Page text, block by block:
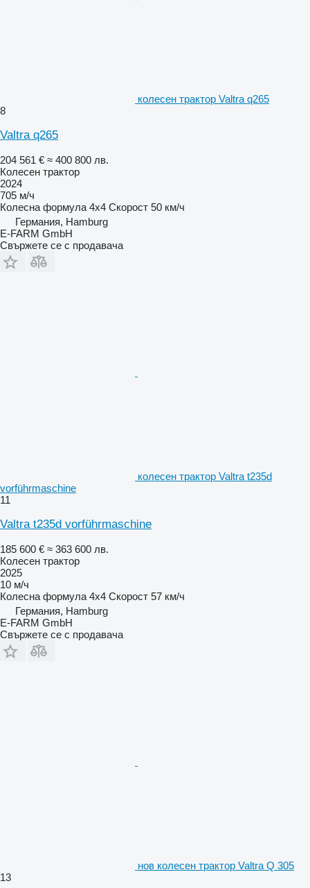
колесен трактор Valtra q265
8
Valtra q265
204 561 € ≈ 400 800 лв.
Колесен трактор
2024
705 м/ч
Колесна формула 4x4 Скорост 50 км/ч
Германия, Hamburg
E-FARM GmbH
Свържете се с продавача
колесен трактор Valtra t235d
vorführmaschine
11
Valtra t235d vorführmaschine
185 600 € ≈ 363 600 лв.
Колесен трактор
2025
10 м/ч
Колесна формула 4x4 Скорост 57 км/ч
Германия, Hamburg
E-FARM GmbH
Свържете се с продавача
нов колесен трактор Valtra Q 305
13